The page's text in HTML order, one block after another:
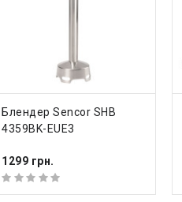
КУПИТЬ
Блендер Sencor SHB
4359BK-EUE3
1299 грн.